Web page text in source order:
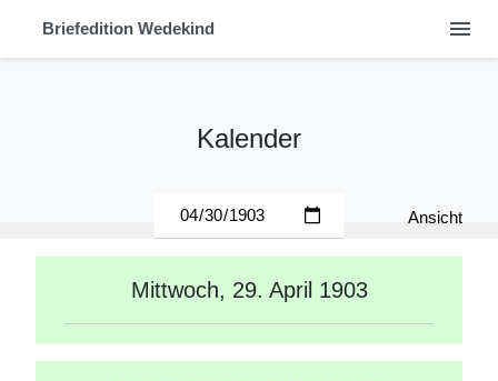
Briefedition Wedekind menu
Kalender
Ansicht
Mittwoch, 29. April 1903